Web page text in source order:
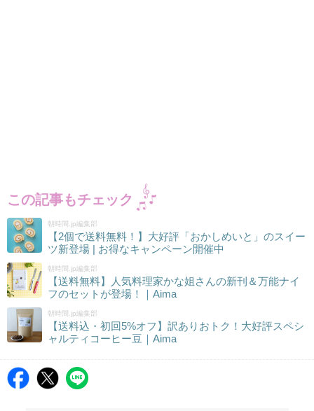
この記事もチェック
朝時間.jp編集部
【2個で送料無料！】大好評「おかしめいと」のスイー
ツ新登場 | お得なキャンペーン開催中
朝時間.jp編集部
【送料無料】人気料理家かな姐さんの新刊＆万能ナイ
フのセットが登場！｜Aima
朝時間.jp編集部
【送料込・初回5%オフ】訳ありおトク！大好評スペシ
ャルティコーヒー豆｜Aima